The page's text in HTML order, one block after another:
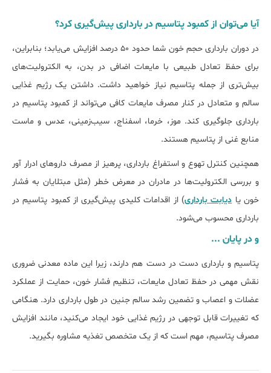
آیا می‌توان از کمبود پتاسیم در بارداری پیش‌گیری کرد؟
در دوران بارداری حجم خون شما حدود ۵۰ درصد افزایش می‌یابد؛ بنابراین،
برای حفظ تعادل طبیعی با مایعات اضافی در بدن، به الکترولیت‌های
بیش‌تری از جمله پتاسیم نیاز خواهید داشت. داشتن یک رژیم غذایی
سالم و متعادل در کنار مصرف مایعات کافی می‌تواند از کمبود پتاسیم در
بارداری جلوگیری کند. موز، خرما، اسفناج، سیب‌زمینی، عدس و ماست
منابع غنی از پتاسیم هستند.
همچنین کنترل تهوع و استفراغ بارداری، پرهیز از مصرف داروهای ادرار آور
و بررسی الکترولیت‌ها در مادران در معرض خطر (مثل مبتلایان به فشار
خون یادیابت بارداری) از اقدامات کلیدی پیش‌گیری از کمبود پتاسیم در
بارداری محسوب می‌شود.
و در پایان ...
پتاسیم و بارداری دست در دست هم دارند، زیرا این ماده معدنی ضروری
نقش مهمی در حفظ تعادل مایعات، تنظیم فشار خون، حمایت از عملکرد
عضلات و اعصاب و تضمین رشد سالم جنین در طول بارداری دارد. هنگامی
که تغییرات قابل توجهی در رژیم غذایی خود ایجاد می‌کنید، مانند افزایش
مصرف پتاسیم، مهم است که از یک متخصص تغذیه مشاوره بگیرید.